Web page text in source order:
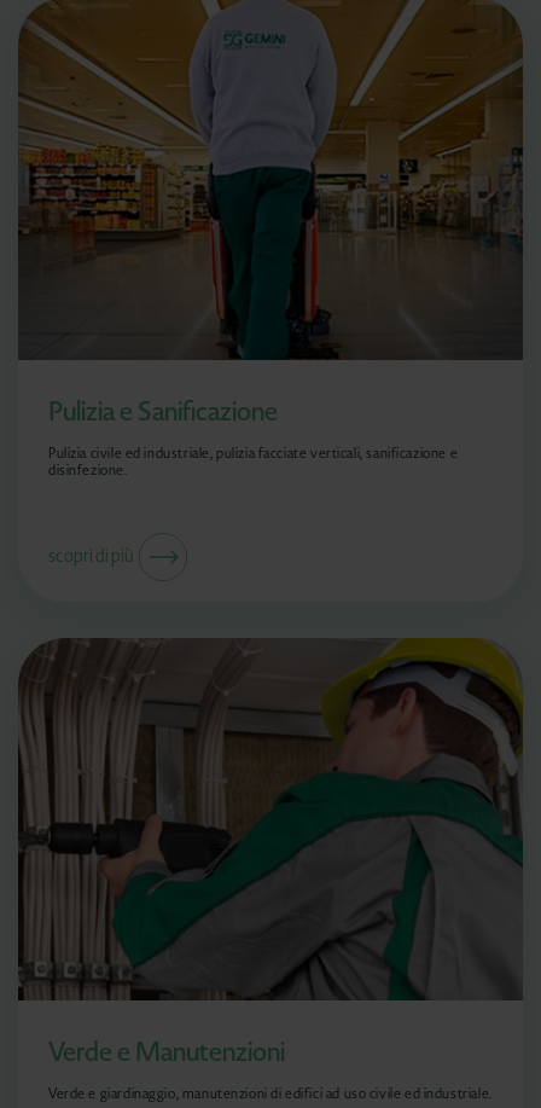
Pulizia e Sanificazione
Pulizia civile ed industriale, pulizia facciate verticali, sanificazione e
disinfezione.
scopri di più
Verde e Manutenzioni
Verde e giardinaggio, manutenzioni di edifici ad uso civile ed industriale.